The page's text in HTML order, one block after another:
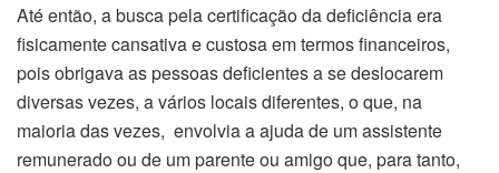
Até então, a busca pela certificação da deficiência era
fisicamente cansativa e custosa em termos financeiros,
pois obrigava as pessoas deficientes a se deslocarem
diversas vezes, a vários locais diferentes, o que, na
maioria das vezes, envolvia a ajuda de um assistente
remunerado ou de um parente ou amigo que, para tanto,